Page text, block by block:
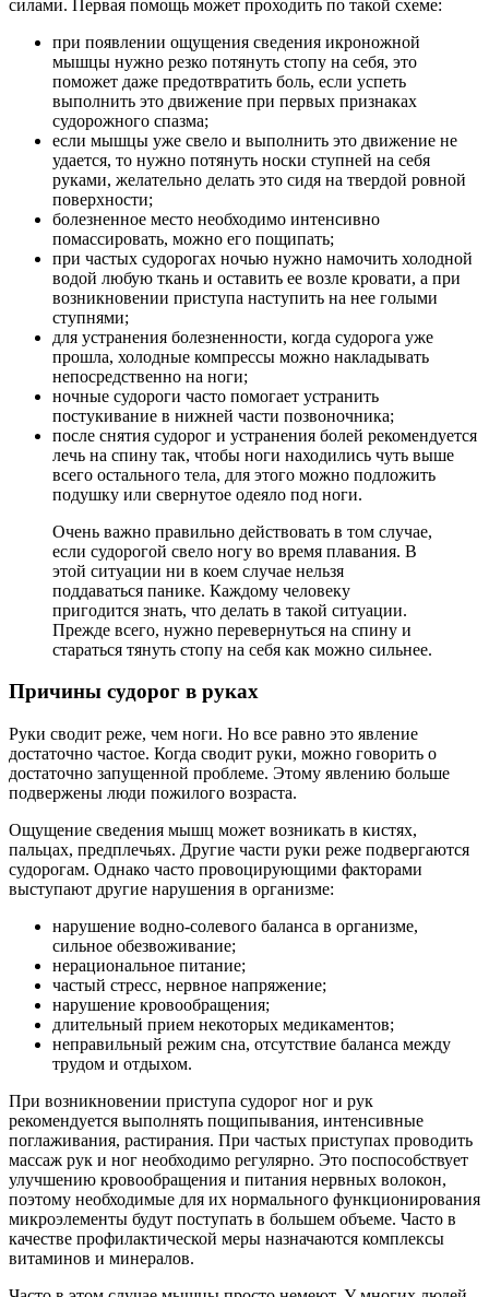
силами. Первая помощь может проходить по такой схеме:
при появлении ощущения сведения икроножной
мышцы нужно резко потянуть стопу на себя, это
поможет даже предотвратить боль, если успеть
выполнить это движение при первых признаках
судорожного спазма;
если мышцы уже свело и выполнить это движение не
удается, то нужно потянуть носки ступней на себя
руками, желательно делать это сидя на твердой ровной
поверхности;
болезненное место необходимо интенсивно
помассировать, можно его пощипать;
при частых судорогах ночью нужно намочить холодной
водой любую ткань и оставить ее возле кровати, а при
возникновении приступа наступить на нее голыми
ступнями;
для устранения болезненности, когда судорога уже
прошла, холодные компрессы можно накладывать
непосредственно на ноги;
ночные судороги часто помогает устранить
постукивание в нижней части позвоночника;
после снятия судорог и устранения болей рекомендуется
лечь на спину так, чтобы ноги находились чуть выше
всего остального тела, для этого можно подложить
подушку или свернутое одеяло под ноги.
Очень важно правильно действовать в том случае,
если судорогой свело ногу во время плавания. В
этой ситуации ни в коем случае нельзя
поддаваться панике. Каждому человеку
пригодится знать, что делать в такой ситуации.
Прежде всего, нужно перевернуться на спину и
стараться тянуть стопу на себя как можно сильнее.
Причины судорог в руках
Руки сводит реже, чем ноги. Но все равно это явление
достаточно частое. Когда сводит руки, можно говорить о
достаточно запущенной проблеме. Этому явлению больше
подвержены люди пожилого возраста.
Ощущение сведения мышц может возникать в кистях,
пальцах, предплечьях. Другие части руки реже подвергаются
судорогам. Однако часто провоцирующими факторами
выступают другие нарушения в организме:
нарушение водно-солевого баланса в организме,
сильное обезвоживание;
нерациональное питание;
частый стресс, нервное напряжение;
нарушение кровообращения;
длительный прием некоторых медикаментов;
неправильный режим сна, отсутствие баланса между
трудом и отдыхом.
При возникновении приступа судорог ног и рук
рекомендуется выполнять пощипывания, интенсивные
поглаживания, растирания. При частых приступах проводить
массаж рук и ног необходимо регулярно. Это поспособствует
улучшению кровообращения и питания нервных волокон,
поэтому необходимые для их нормального функционирования
микроэлементы будут поступать в большем объеме. Часто в
качестве профилактической меры назначаются комплексы
витаминов и минералов.